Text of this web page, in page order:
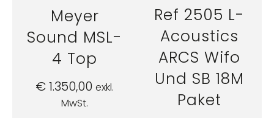
Meyer
Sound MSL-
4 Top
€1.350,00 exkl.
MwSt.
Ref 2505 L-
Acoustics
ARCS Wifo
Und SB 18M
Paket